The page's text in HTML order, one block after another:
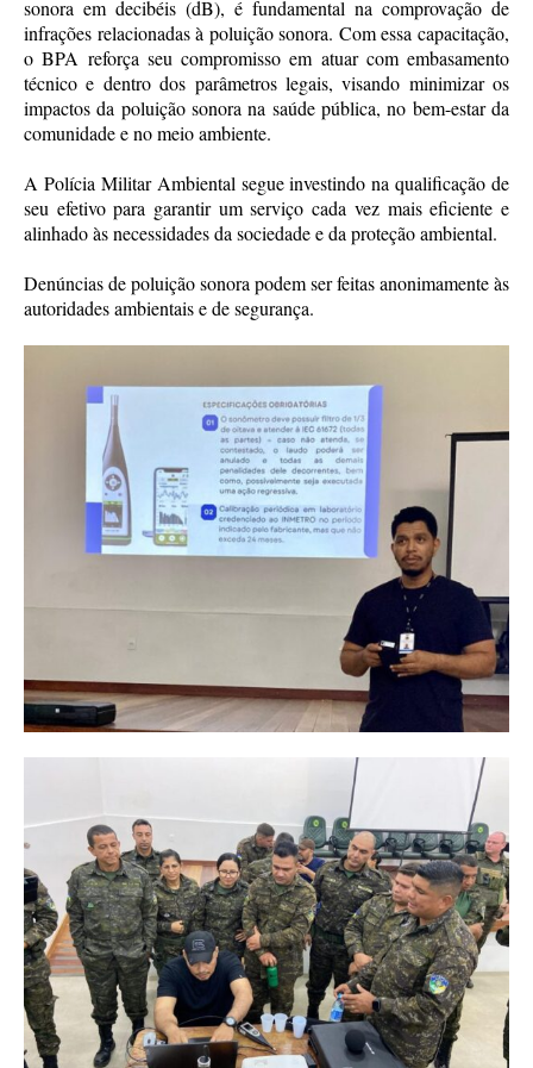
sonora em decibéis (dB), é fundamental na comprovação de
infrações relacionadas à poluição sonora. Com essa capacitação,
o BPA reforça seu compromisso em atuar com embasamento
técnico e dentro dos parâmetros legais, visando minimizar os
impactos da poluição sonora na saúde pública, no bem-estar da
comunidade e no meio ambiente.
A Polícia Militar Ambiental segue investindo na qualificação de
seu efetivo para garantir um serviço cada vez mais eficiente e
alinhado às necessidades da sociedade e da proteção ambiental.
Denúncias de poluição sonora podem ser feitas anonimamente às
autoridades ambientais e de segurança.